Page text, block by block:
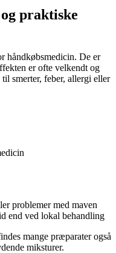
praktiske
håndkøbsmedicin. De er
er ofte velkendt og
smerter, feber, allergi eller
problemer med maven
end ved lokal behandling
mange præparater også
miksturer.